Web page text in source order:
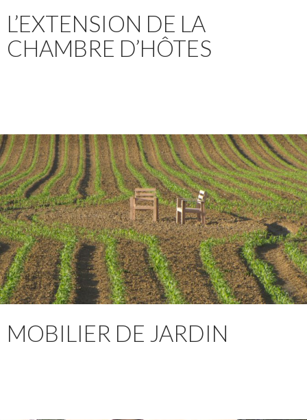
L’EXTENSION DE LA
CHAMBRE D’HÔTES
MOBILIER DE JARDIN